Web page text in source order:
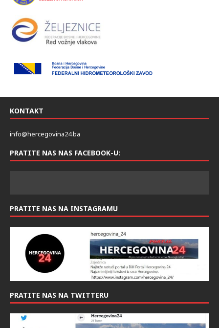
KONTAKT
info@hercegovina24.ba
PRATITE NAS NAS FACEBOOK-U:
PRATITE NAS NA INSTAGRAMU
PRATITE NAS NA TWITTERU